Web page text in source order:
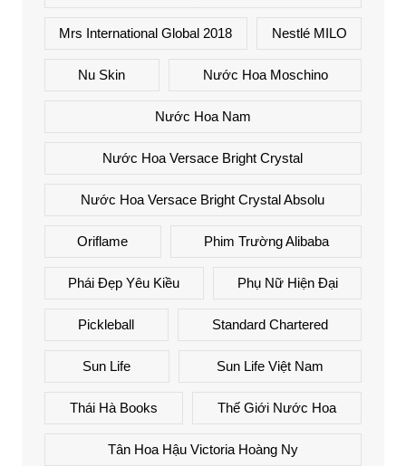
Mrs International Global 2018 Nestlé MILO
Nu Skin Nước Hoa Moschino
Nước Hoa Nam
Nước Hoa Versace Bright Crystal
Nước Hoa Versace Bright Crystal Absolu
Oriflame Phim Trường Alibaba
Phái Đẹp Yêu Kiều Phụ Nữ Hiện Đại
Pickleball Standard Chartered
Sun Life Sun Life Việt Nam
Thái Hà Books Thế Giới Nước Hoa
Tân Hoa Hậu Victoria Hoàng Ny